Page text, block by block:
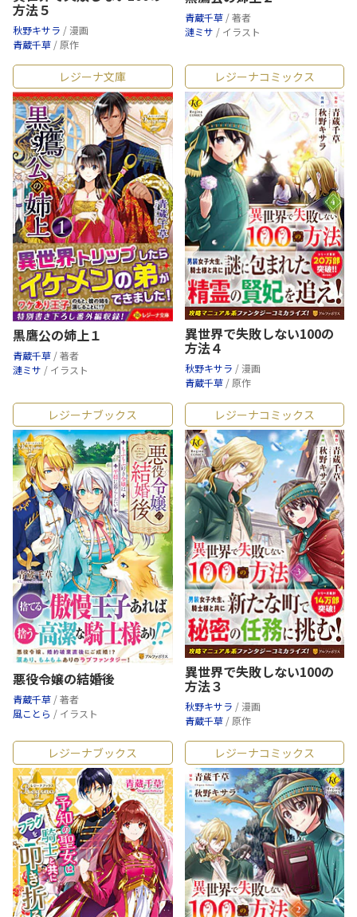
方法５
秋野キサラ / 漫画
青蔵千草 / 原作
青蔵千草 / 著者
漣ミサ / イラスト
レジーナ文庫
黒鷹公の姉上１
青蔵千草 / 著者
漣ミサ / イラスト
レジーナコミックス
異世界で失敗しない100の
方法４
秋野キサラ / 漫画
青蔵千草 / 原作
レジーナブックス
悪役令嬢の結婚後
青蔵千草 / 著者
風ことら / イラスト
レジーナコミックス
異世界で失敗しない100の
方法３
秋野キサラ / 漫画
青蔵千草 / 原作
レジーナブックス レジーナコミックス